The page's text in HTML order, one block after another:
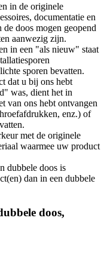
in de originele
documentatie en
doos mogen geopend
aanwezig zijn.
in een "als nieuw" staat
sporen bevatten.
dat u bij ons hebt
was, dient het in
van ons hebt ontvangen
enz.) of
met de originele
waarmee uw product
dubbele doos is
dan in een dubbele
doos,